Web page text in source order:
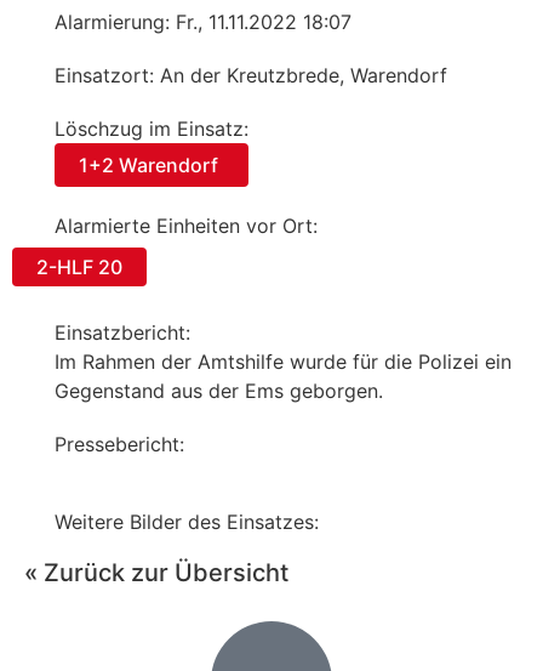
Alarmierung: Fr., 11.11.2022 18:07
Einsatzort: An der Kreutzbrede, Warendorf
Löschzug im Einsatz:
1+2 Warendorf
Alarmierte Einheiten vor Ort:
2-HLF 20
Einsatzbericht:
Im Rahmen der Amtshilfe wurde für die Polizei ein
Gegenstand aus der Ems geborgen.
Pressebericht:
Weitere Bilder des Einsatzes:
« Zurück zur Übersicht